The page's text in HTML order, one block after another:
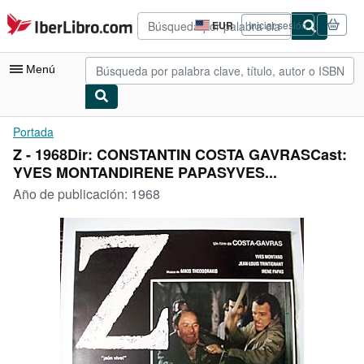
Pasar al contenido principal
IberLibro.com EUR
Preferencias
de
compra
del
Iniciar sesión
Menú
Mi cuenta
Consultar mis pedidos
Búsqueda avanzada
Colecciones
Libros antiguos
Arte y coleccionismo
Vendedores
Comenzar a vender
Portada
Z - 1968Dir: CONSTANTIN COSTA GAVRASCast:
YVES MONTANDIRENE PAPASYVES...
Año de publicación: 1968